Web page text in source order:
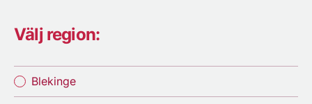
Välj region:
Blekinge